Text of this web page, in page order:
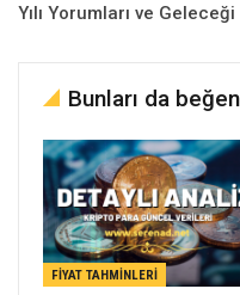
Yılı Yorumları ve Geleceği
Bunları da
FIYAT TAHMINLERI